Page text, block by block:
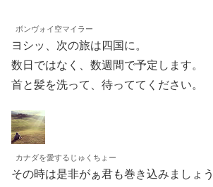
ボンヴォイ空マイラー
ヨシッ、次の旅は四国に。
数日ではなく、数週間で予定します。
首と髪を洗って、待っててください。
カナダを愛するじゅくちょー
その時は是非がぁ君も巻き込みましょ